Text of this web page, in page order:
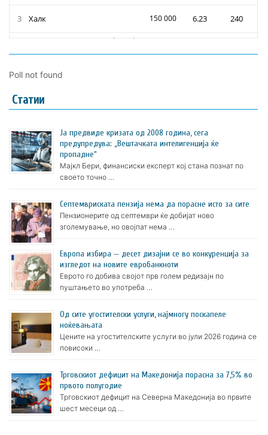
Poll not found
Статии
Ја предвиде кризата од 2008 година, сега
предупредува: „Вештачката интелигенција ќе
пропадне“
Мајкл Бери, финансиски експерт кој стана познат по
своето точно …
Септемвриската пензија нема да порасне исто за сите
Пензионерите од септември ќе добијат ново
зголемување, но овојпат нема …
Европа избира — десет дизајни се во конкуренција за
изгледот на новите евробанкноти
Еврото го добива својот прв голем редизајн по
пуштањето во употреба …
Oд сите угостителски услуги, најмногу поскапеле
ноќевањата
Цените на угостителските услуги во јули 2026 година се
повисоки …
Трговскиот дефицит на Македонија порасна за 7,5% во
првото полугодие
Трговскиот дефицит на Северна Македонија во првите
шест месеци од …